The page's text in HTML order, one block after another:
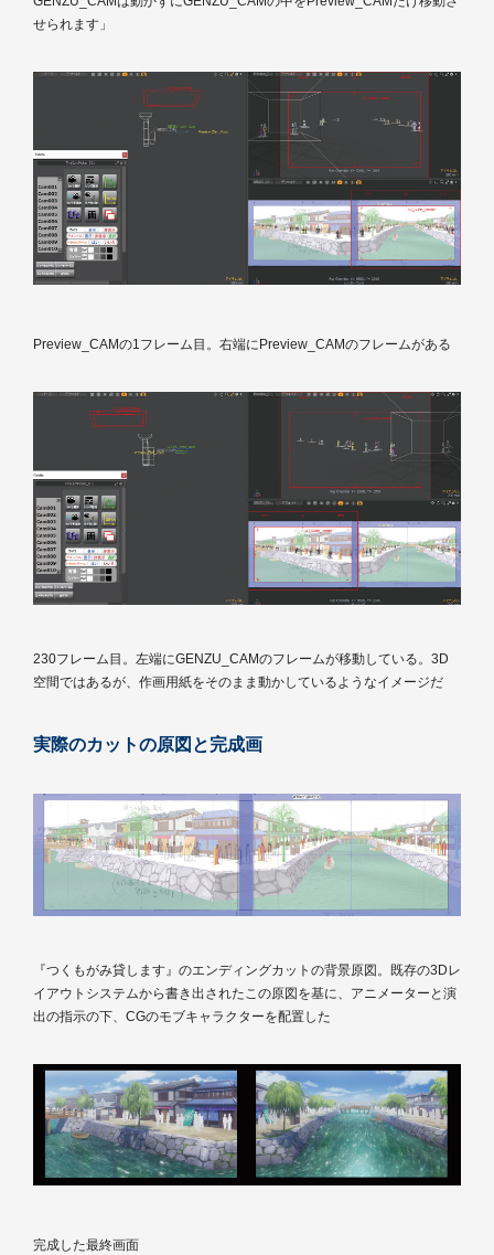
せられます」
Preview_CAMの1フレーム目。右端にPreview_CAMのフレームがある
230フレーム目。左端にGENZU_CAMのフレームが移動している。3D
空間ではあるが、作画用紙をそのまま動かしているようなイメージだ
実際のカットの原図と完成画
『つくもがみ貸します』のエンディングカットの背景原図。既存の3Dレ
イアウトシステムから書き出されたこの原図を基に、アニメーターと演
出の指示の下、CGのモブキャラクターを配置した
完成した最終画面